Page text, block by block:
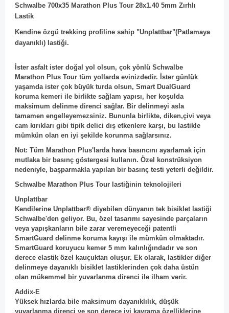
Schwalbe 700x35 Marathon Plus Tour 28x1.40 5mm Zırhlı
Lastik
Kendine özgü trekking profiline sahip "Unplattbar"(Patlamaya
dayanıklı) lastiği.
İster asfalt ister doğal yol olsun, çok yönlü Schwalbe
Marathon Plus Tour tüm yollarda evinizdedir. İster günlük
yaşamda ister çok büyük turda olsun, Smart DualGuard
koruma kemeri ile birlikte sağlam yapısı, her koşulda
maksimum delinme direnci sağlar. Bir delinmeyi asla
tamamen engelleyemezsiniz. Bununla birlikte, diken,çivi veya
cam kırıkları gibi tipik delici dış etkenlere karşı, bu lastikle
mümkün olan en iyi şekilde korunma sağlarsınız.
Not: Tüm Marathon Plus'larda hava basıncını ayarlamak için
mutlaka bir basınç göstergesi kullanın. Özel konstrüksiyon
nedeniyle, başparmakla yapılan bir basınç testi yeterli değildir.
Schwalbe Marathon Plus Tour lastiğinin teknolojileri
Unplattbar
Kendilerine Unplattbar® diyebilen dünyanın tek bisiklet lastiği
Schwalbe'den geliyor. Bu, özel tasarımı sayesinde parçaların
veya yapışkanların bile zarar veremeyeceği patentli
SmartGuard delinme koruma kayışı ile mümkün olmaktadır.
SmartGuard koruyucu kemer 5 mm kalınlığındadır ve son
derece elastik özel kauçuktan oluşur. Ek olarak, lastikler diğer
delinmeye dayanıklı bisiklet lastiklerinden çok daha üstün
olan mükemmel bir yuvarlanma direnci ile ilham verir.
Addix-E
Yüksek hızlarda bile maksimum dayanıklılık, düşük
yuvarlanma direnci ve son derece iyi kavrama özelliklerine